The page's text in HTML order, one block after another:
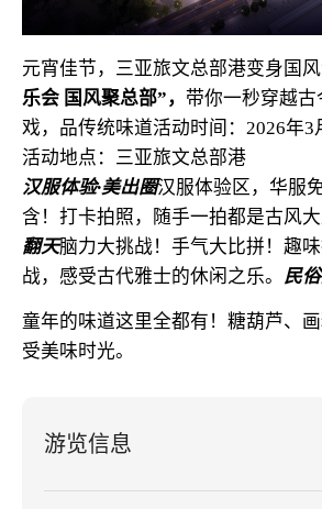
元宵佳节，三亚旅文总部港变身国风
乐会 国风聚总部”， 带你一秒穿越
戏，品传统味道活动时间：2026年3
活动地点：三亚旅文总部港
汉服体验·美出圈汉服体验区，华服
含！打卡拍照，随手一拍都是古风大
翻天脑力大挑战！手气大比拼！趣
战，感受古代雅士的休闲之乐。 民
童年的味道这里全都有！糖葫芦、
受美味时光。
游览信息